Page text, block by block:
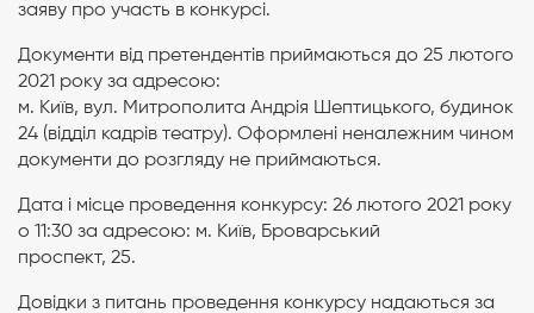
заяву про участь в конкурсі.
Документи від претендентів приймаються до 25 лютого
2021 року за адресою:
м. Київ, вул. Митрополита Андрія Шептицького, будинок
24 (відділ кадрів театру). Оформлені неналежним чином
документи до розгляду не приймаються.
Дата і місце проведення конкурсу: 26 лютого 2021 року
о 11:30 за адресою: м. Київ, Броварський
проспект, 25.
Довідки з питань проведення конкурсу надаються за